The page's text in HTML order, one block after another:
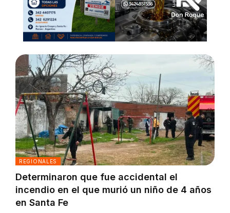
REGIONALES
Determinaron que fue accidental el
incendio en el que murió un niño de 4 años
en Santa Fe